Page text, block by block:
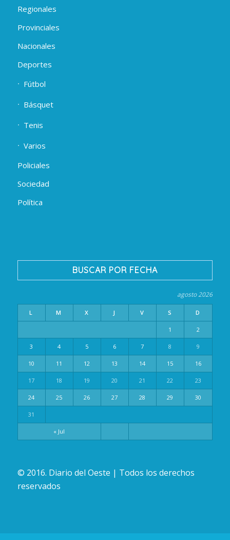
Regionales
Provinciales
Nacionales
Deportes
Fútbol
Básquet
Tenis
Varios
Policiales
Sociedad
Política
BUSCAR POR FECHA
agosto 2026
L M X J V S D
« Jul
1 2
3 4 5 6 7 8 9
10 11 12 13 14 15 16
17 18 19 20 21 22 23
24 25 26 27 28 29 30
31
© 2016. Diario del Oeste | Todos los derechos
reservados